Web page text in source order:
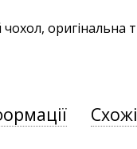
оригінальна